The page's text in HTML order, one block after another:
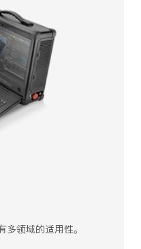
多领域的适用性。